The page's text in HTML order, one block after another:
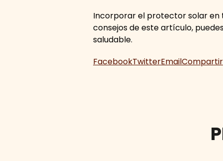
Incorporar el protector solar en
consejos de este artículo,
saludable.
FacebookTwitterEmailCompartir